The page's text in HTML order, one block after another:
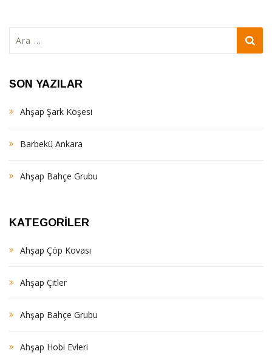
SON YAZILAR
Ahşap Şark Köşesi
Barbekü Ankara
Ahşap Bahçe Grubu
KATEGORILER
Ahşap Çöp Kovası
Ahşap Çitler
Ahşap Bahçe Grubu
Ahşap Hobi Evleri